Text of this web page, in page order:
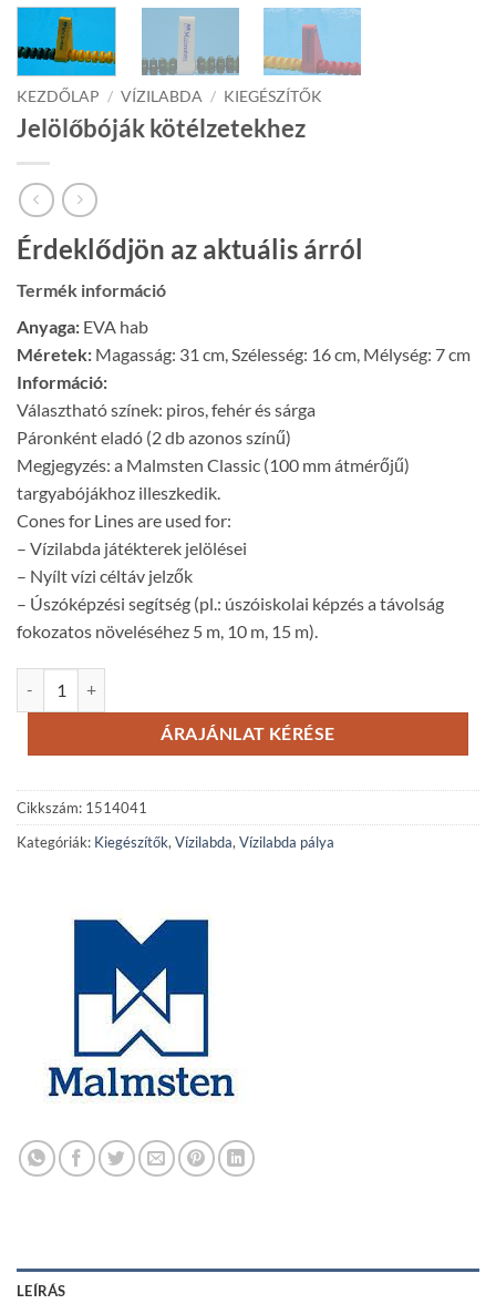
KEZDŐLAP / VÍZILABDA / KIEGÉSZÍTŐK
Jelölőbóják kötélzetekhez
Érdeklődjön az aktuális árról
Termék információ
Anyaga: EVA hab
Méretek: Magasság: 31 cm, Szélesség: 16 cm, Mélység: 7 cm
Információ:
Választható színek: piros, fehér és sárga
Páronként eladó (2 db azonos színű)
Megjegyzés: a Malmsten Classic (100 mm átmérőjű)
targyabójákhoz illeszkedik.
Cones for Lines are used for:
– Vízilabda játékterek jelölései
– Nyílt vízi céltáv jelzők
– Úszóképzési segítség (pl.: úszóiskolai képzés a távolság
fokozatos növeléséhez 5 m, 10 m, 15 m).
ÁRAJÁNLAT KÉRÉSE
Cikkszám: 1514041
Kategóriák: Kiegészítők, Vízilabda, Vízilabda pálya
LEÍRÁS